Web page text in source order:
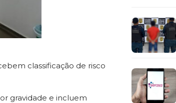
classificação de risco
gravidade e incluem